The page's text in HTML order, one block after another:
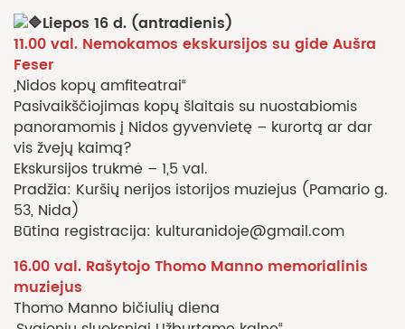
Liepos 16 d. (antradienis)
11.00 val. Nemokamos ekskursijos su gide Aušra
Feser
„Nidos kopų amfiteatrai“
Pasivaikščiojimas kopų šlaitais su nuostabiomis
panoramomis į Nidos gyvenvietę – kurortą ar dar
vis žvejų kaimą?
Ekskursijos trukmė – 1,5 val.
Pradžia: Kuršių nerijos istorijos muziejus (Pamario g.
53, Nida)
Būtina registracija: kulturanidoje@gmail.com
16.00 val. Rašytojo Thomo Manno memorialinis
muziejus
Thomo Manno bičiulių diena